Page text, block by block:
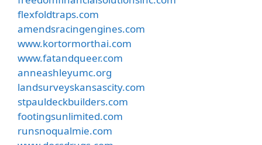
flexfoldtraps.com
amendsracingengines.com
www.kortormorthai.com
www.fatandqueer.com
anneashleyumc.org
landsurveyskansascity.com
stpauldeckbuilders.com
footingsunlimited.com
runsnoqualmie.com